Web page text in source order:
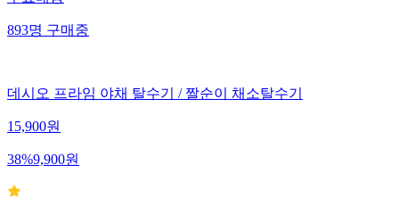
893명구매중
데시오 프라임 야채 탈수기 / 짤순이 채소탈수기
15,900원
38%9,900원